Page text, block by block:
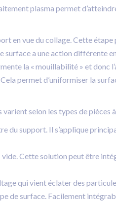
plasma permet
en vue du collage. Cette
a une action différente
la « mouillabilité » et donc
permet d’uniformiser la
selon les types de pièces
du support. Il s’applique
Cette solution peut être
qui vient éclater des
surface. Facilement